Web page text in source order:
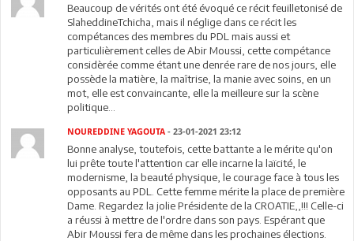
Beaucoup de vérités ont été évoqué ce récit feuilletonisé de
SlaheddineTchicha, mais il néglige dans ce récit les
compétances des membres du PDL mais aussi et
particulièrement celles de Abir Moussi, cette compétance
considèrée comme étant une denrée rare de nos jours, elle
possède la matière, la maîtrise, la manie avec soins, en un
mot, elle est convaincante, elle la meilleure sur la scène
politique...
NOUREDDINE YAGOUTA - 23-01-2021 23:12
Bonne analyse, toutefois, cette battante a le mérite qu'on
lui prête toute l'attention car elle incarne la laïcité, le
modernisme, la beauté physique, le courage face à tous les
opposants au PDL. Cette femme mérite la place de première
Dame. Regardez la jolie Présidente de la CROATIE,,!!! Celle-ci
a réussi à mettre de l'ordre dans son pays. Espérant que
Abir Moussi fera de même dans les prochaines élections.